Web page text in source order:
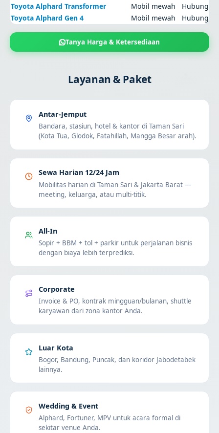
Toyota Alphard Transformer
Mobil mewah
Hubungi
Toyota Alphard Gen 4
Mobil mewah Hubungi
Tanya Harga & Ketersediaan
Layanan & Paket
Antar-Jemput
Bandara, stasiun, hotel & kantor di Taman Sari
(Kota Tua, Glodok, Fatahillah, Mangga Besar arah).
Sewa Harian 12/24 Jam
Mobilitas harian di Taman Sari & Jakarta Barat —
meeting, keluarga, atau multi-titik.
All-In
Sopir + BBM + tol + parkir untuk perjalanan bisnis
dengan biaya lebih terprediksi.
Corporate
Invoice & PO, kontrak mingguan/bulanan, shuttle
karyawan dari zona kantor Anda.
Luar Kota
Bogor, Bandung, Puncak, dan koridor Jabodetabek
lainnya.
Wedding & Event
Alphard, Fortuner, MPV untuk acara formal di
sekitar venue Anda.